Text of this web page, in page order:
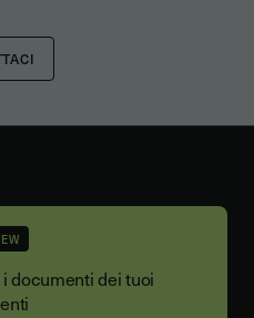
documenti dei tuoi